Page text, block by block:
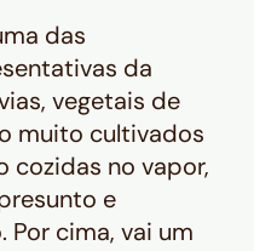
das
da
vegetais de
muito cultivados
cozidas no vapor,
e
cima, vai um